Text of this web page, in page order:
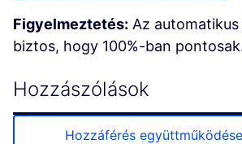
Figyelmeztetés: Az
biztos, hogy 100%-ban
Hozzászólások
Hozzáférés